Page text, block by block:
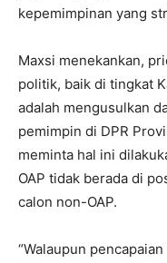
kepemimpinan yang
Maxsi menekankan,
politik, baik di tingkat
adalah mengusulkan
pemimpin di DPR
meminta hal ini
OAP tidak berada di
calon non-OAP.
“Walaupun